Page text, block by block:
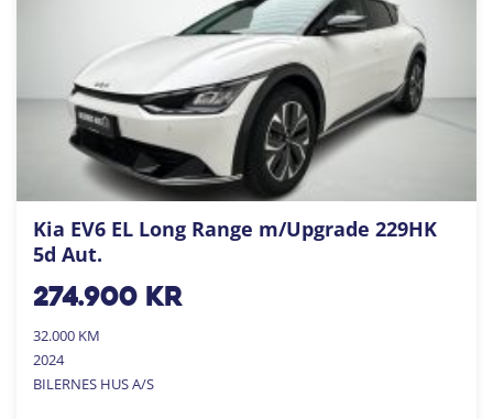
Kia EV6 EL Long Range m/Upgrade 229HK
5d Aut.
274.900kr
32.000 KM
2024
BILERNES HUS A/S